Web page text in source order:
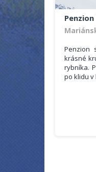
Penzion
krásné
rybníka.
po klidu v
šesti